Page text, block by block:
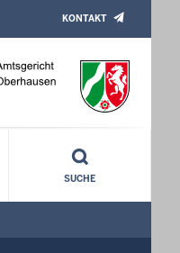
KONTAKT
SUCHE